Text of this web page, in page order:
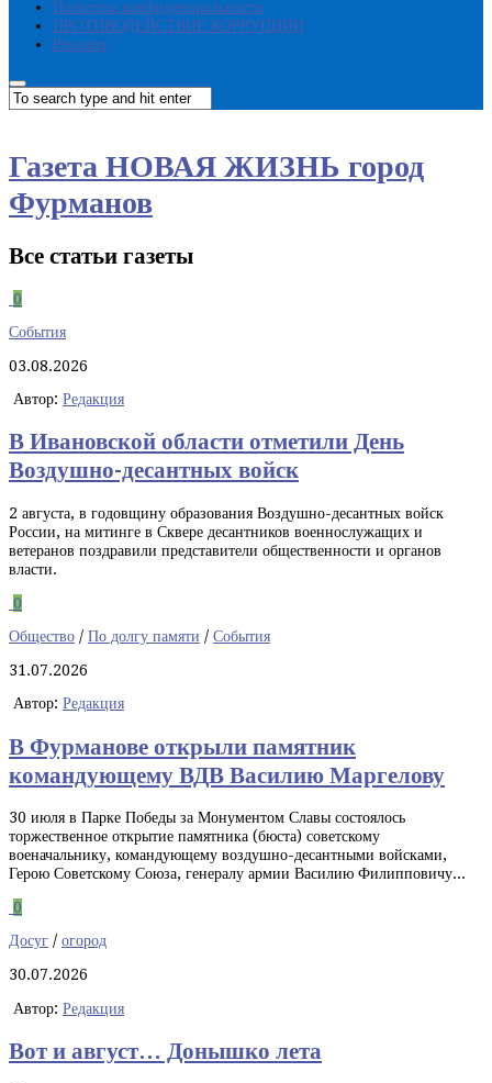
Политика конфиденциальности
ПРОТИВОДЕЙСТВИЕ КОРРУПЦИИ
Реклама
Газета НОВАЯ ЖИЗНЬ город
Фурманов
Все статьи газеты
0
События
03.08.2026
Автор: Редакция
В Ивановской области отметили День
Воздушно-десантных войск
2 августа, в годовщину образования Воздушно-десантных войск
России, на митинге в Сквере десантников военнослужащих и
ветеранов поздравили представители общественности и органов
власти.
0
Общество / По долгу памяти / События
31.07.2026
Автор: Редакция
В Фурманове открыли памятник
командующему ВДВ Василию Маргелову
30 июля в Парке Победы за Монументом Славы состоялось
торжественное открытие памятника (бюста) советскому
военачальнику, командующему воздушно-десантными войсками,
Герою Советскому Союза, генералу армии Василию Филипповичу...
0
Досуг / огород
30.07.2026
Автор: Редакция
Вот и август… Донышко лета